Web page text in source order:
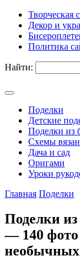
Творческая
Декор и
Политика
Найти:
Поделки
Детские
Поделки из
Схемы
Дача и сад
Оригами
Уроки
Главная Поделки
Поделки
— 140 фото
необычных